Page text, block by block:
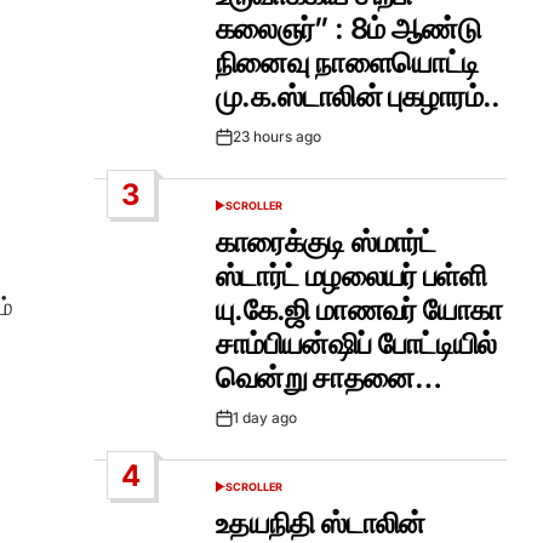
கலைஞர்” : 8ம் ஆண்டு
நினைவு நாளையொட்டி
மு.க.ஸ்டாலின் புகழாரம்..
Post23 hours ago
3
POSTED
SCROLLER
காரைக்குடி ஸ்மார்ட்
ஸ்டார்ட் மழலையர் பள்ளி
யு.கே.ஜி மாணவர் யோகா
சாம்பியன்ஷிப் போட்டியில்
வென்று சாதனை…
Post1 day ago
4
POSTED
SCROLLER
உதயநிதி ஸ்டாலின்